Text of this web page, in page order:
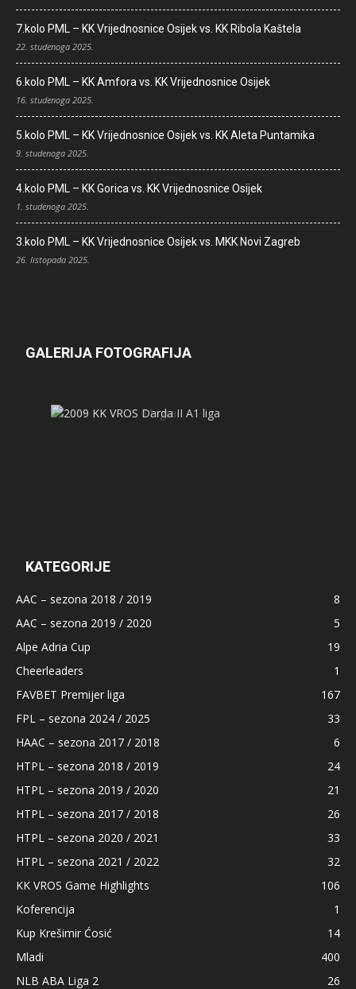
7.kolo PML – KK Vrijednosnice Osijek vs. KK Ribola Kaštela
22. studenoga 2025.
6.kolo PML – KK Amfora vs. KK Vrijednosnice Osijek
16. studenoga 2025.
5.kolo PML – KK Vrijednosnice Osijek vs. KK Aleta Puntamika
9. studenoga 2025.
4.kolo PML – KK Gorica vs. KK Vrijednosnice Osijek
1. studenoga 2025.
3.kolo PML – KK Vrijednosnice Osijek vs. MKK Novi Zagreb
26. listopada 2025.
GALERIJA FOTOGRAFIJA
KATEGORIJE
AAC – sezona 2018 / 2019
8
AAC – sezona 2019 / 2020
5
Alpe Adria Cup
19
Cheerleaders
1
FAVBET Premijer liga
167
FPL – sezona 2024 / 2025
33
HAAC – sezona 2017 / 2018
6
HTPL – sezona 2018 / 2019
24
HTPL – sezona 2019 / 2020
21
HTPL – sezona 2017 / 2018
26
HTPL – sezona 2020 / 2021
33
HTPL – sezona 2021 / 2022
32
KK VROS Game Highlights
106
Koferencija
1
Kup Krešimir Ćosić
14
Mladi
400
NLB ABA Liga 2
26